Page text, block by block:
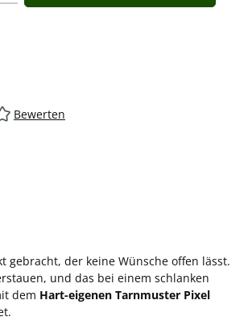
Bewerten
gebracht, der keine Wünsche offen lässt.
und das bei einem schlanken
dem Hart-eigenen Tarnmuster Pixel